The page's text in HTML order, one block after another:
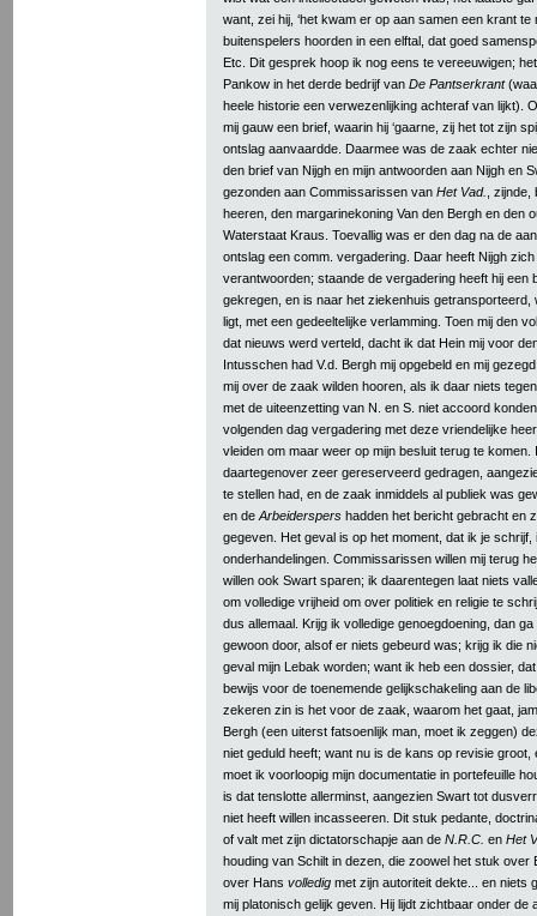
want, zei hij, ‘het kwam er op aan samen een krant te
buitenspelers hoorden in een elftal, dat goed
Etc. Dit gesprek hoop ik nog eens te vereeuwigen;
Pankow in het derde bedrijf van De Pantserkrant
heele historie een verwezenlijking achteraf van lijkt).
mij gauw een brief, waarin hij ‘gaarne, zij het tot zijn
ontslag aanvaardde. Daarmee was de zaak echter
den brief van Nijgh en mijn antwoorden aan Nijgh en
gezonden aan Commissarissen van Het Vad.
,
heeren, den margarinekoning Van den Bergh en den
Waterstaat Kraus. Toevallig was er den dag na de
ontslag een comm. vergadering. Daar heeft Nijgh
verantwoorden; staande de vergadering heeft hij een
gekregen, en is naar het ziekenhuis getransporteerd,
ligt, met een gedeeltelijke verlamming. Toen mij den
dat nieuws werd verteld, dacht ik dat Hein mij voor
Intusschen had V.d. Bergh mij opgebeld en mij
mij over de zaak wilden hooren, als ik daar niets
met de uiteenzetting van N. en S. niet accoord
volgenden dag vergadering met deze vriendelijke
vleiden om maar weer op mijn besluit terug te komen.
daartegenover zeer gereserveerd gedragen,
te stellen had, en de zaak inmiddels al publiek was
en de Arbeiderspers hadden het bericht gebracht en
gegeven. Het geval is op het moment, dat ik je schrijf,
onderhandelingen. Commissarissen willen mij terug
willen ook Swart sparen; ik daarentegen laat niets
om volledige vrijheid om over politiek en religie te
dus allemaal. Krijg ik volledige genoegdoening, dan
gewoon door, alsof er niets gebeurd was; krijg ik die
geval mijn Lebak worden; want ik heb een dossier,
bewijs voor de toenemende gelijkschakeling aan de
zekeren zin is het voor de zaak, waarom het gaat,
Bergh (een uiterst fatsoenlijk man, moet ik zeggen)
niet geduld heeft; want nu is de kans op revisie groot,
moet ik voorloopig mijn documentatie in portefeuille
is dat tenslotte allerminst, aangezien Swart tot
niet heeft willen incasseeren. Dit stuk pedante,
of valt met zijn dictatorschapje aan de N.R.C. en Het
houding van Schilt in dezen, die zoowel het stuk over
over Hans volledig met zijn autoriteit dekte... en niets
mij platonisch gelijk geven. Hij lijdt zichtbaar onder de